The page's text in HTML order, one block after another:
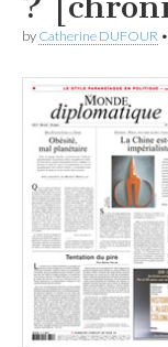
by Catherine DUFOUR •